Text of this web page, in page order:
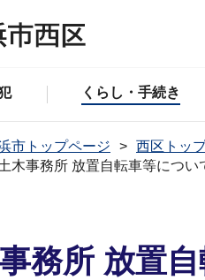
くらし・手続き
市トップページ 西区トッ
木事務所 放置自転車等につい
務所 放置